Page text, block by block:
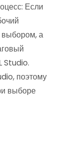
Если
выбором, а
Studio.
поэтому
выборе